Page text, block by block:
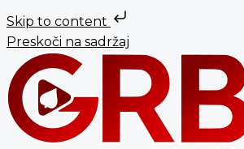
Skip to content
Preskoči na sadržaj